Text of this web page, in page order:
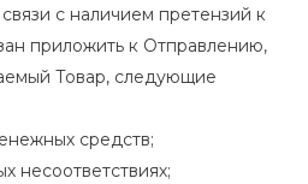
с наличием претензий к
приложить к Отправлению,
Товар, следующие
средств;
несоответствиях;